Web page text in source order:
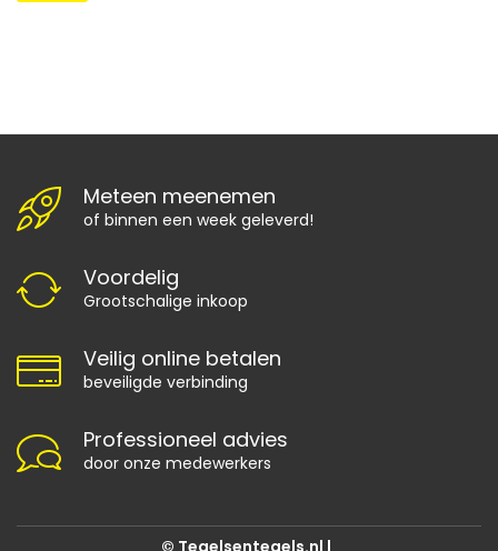
Meteen meenemen
of binnen een week geleverd!
Voordelig
Grootschalige inkoop
Veilig online betalen
beveiligde verbinding
Professioneel advies
door onze medewerkers
© Tegelsentegels.nl |